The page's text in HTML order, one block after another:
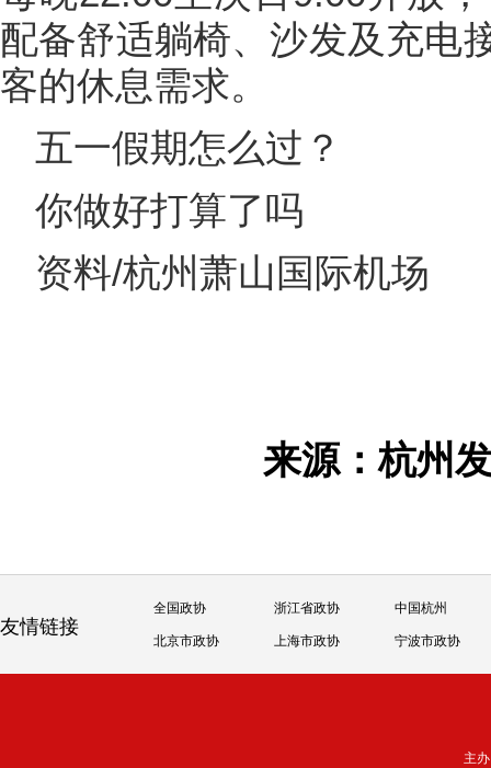
配备舒适躺椅、沙发及充电
客的休息需求。
五一假期怎么过？
你做好打算了吗
资料/杭州萧山国际机场
来源：杭
友情链接
全国政协 浙江省政协 中国杭州
北京市政协 上海市政协 宁波市政协
主